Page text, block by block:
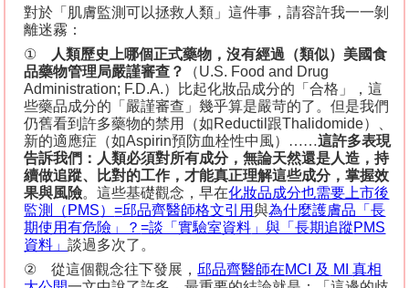
對於「肌膚監測可以拯救人類」這件事，請容許我一一剝
離迷霧：
①
人類歷史上哪個正式藥物，沒有經過（類似）美國食
品藥物管理局嚴謹審查？
（U.S. Food and Drug
Administration; F.D.A.）比起化妝品成分的「合格」，這
些藥品成分的「嚴謹審查」幾乎算是嚴苛的了。但是我們
仍舊看到許多藥物的禁用（如Reductil 跟Thalidomide）、
新的適應症（如Aspirin預防血栓性中風）……這許多表現
告訴我們：人類必須對所有成分，無論天然還是人造，持
續做追蹤、比對的工作，才能真正理解這些成分，掌握效
果與風險。這些基礎觀念，早在化妝品成分也需要上市後
監測（ PMS）=邱品齊醫師格文引用與為什麼護膚品「長
期使用有危險」？=談「實驗室資料 」與「長期追蹤PMS
資料」談過多次了。
②
從這個觀念往下發展，邱品齊醫師在MCI 及 MI真相